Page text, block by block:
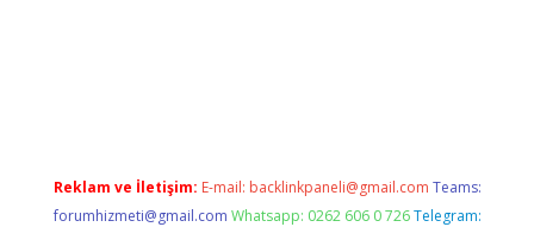
Reklam ve İletişim: E-mail: backlinkpaneli@gmail.com Teams:
forumhizmeti@gmail.com Whatsapp: 0262 606 0 726 Telegram: